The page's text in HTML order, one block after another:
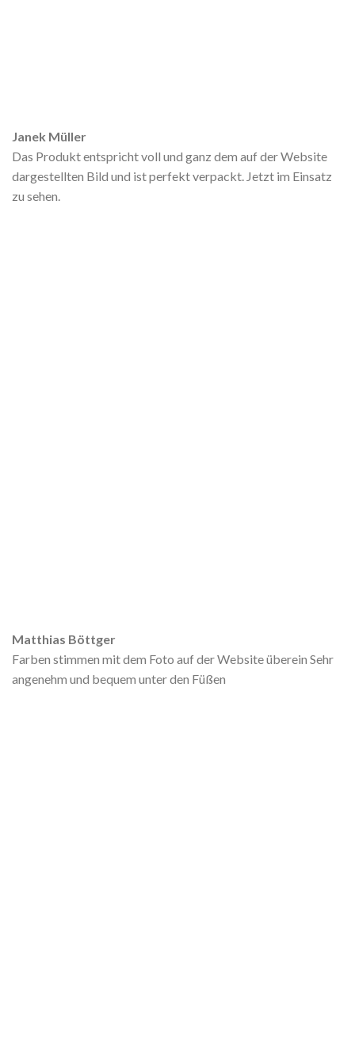
Janek Müller
Das Produkt entspricht voll und ganz dem auf der Website
dargestellten Bild und ist perfekt verpackt. Jetzt im Einsatz
zu sehen.
Matthias Böttger
Farben stimmen mit dem Foto auf der Website überein Sehr
angenehm und bequem unter den Füßen